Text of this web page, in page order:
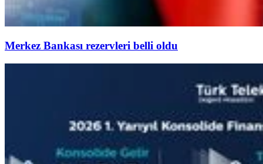
Merkez Bankası rezervleri belli oldu